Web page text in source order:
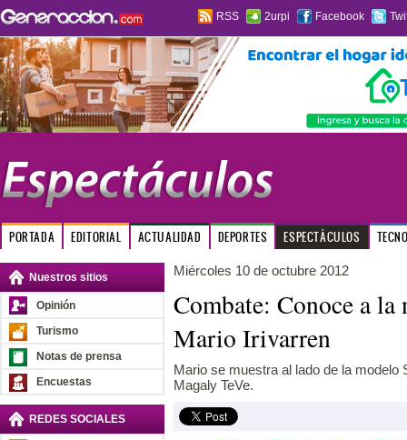
RSS 2urpi Facebook
PORTADA EDITORIAL ACTUALIDAD DEPORTES ESPECTÁCULOS
Nuestros sitios
Opinión
Turismo
Notas de prensa
Encuestas
REDES SOCIALES
Miércoles 10 de octubre 2012
Combate: Conoce a la
Mario Irivarren
Mario se muestra al lado de la modelo
Magaly TeVe.